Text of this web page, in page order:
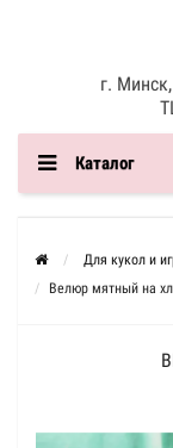
г.
Каталог
Для кукол и
Велюр мятный на